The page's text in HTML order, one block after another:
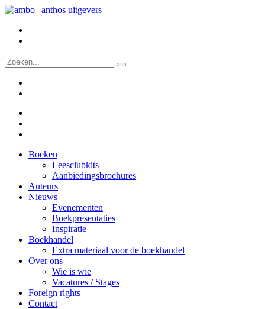
Boeken
Leesclubkits
Aanbiedingsbrochures
Auteurs
Nieuws
Evenementen
Boekpresentaties
Inspiratie
Boekhandel
Extra materiaal voor de boekhandel
Over ons
Wie is wie
Vacatures / Stages
Foreign rights
Contact